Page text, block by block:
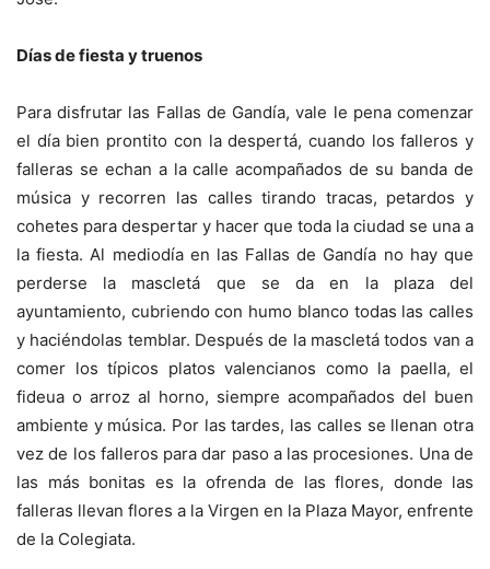
Días de fiesta y truenos
Para disfrutar las Fallas de Gandía, vale le pena comenzar
el día bien prontito con la despertá, cuando los falleros y
falleras se echan a la calle acompañados de su banda de
música y recorren las calles tirando tracas, petardos y
cohetes para despertar y hacer que toda la ciudad se una a
la fiesta. Al mediodía en las Fallas de Gandía no hay que
perderse la mascletá que se da en la plaza del
ayuntamiento, cubriendo con humo blanco todas las calles
y haciéndolas temblar. Después de la mascletá todos van a
comer los típicos platos valencianos como la paella, el
fideua o arroz al horno, siempre acompañados del buen
ambiente y música. Por las tardes, las calles se llenan otra
vez de los falleros para dar paso a las procesiones. Una de
las más bonitas es la ofrenda de las flores, donde las
falleras llevan flores a la Virgen en la Plaza Mayor, enfrente
de la Colegiata.